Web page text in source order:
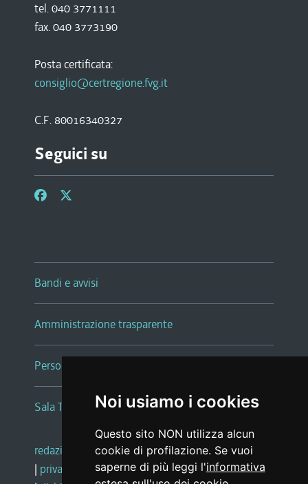
Noi usiamo i cookies
Questo sito NON utilizza alcun
cookie di profilazione. Se vuoi
saperne di più leggi l'informativa
tel. 040 3771111
fax. 040 3773190
Posta certificata:
consiglio@certregione.fvg.it
C.F. 80016340327
Seguici su
Bandi e avvisi
Amministrazione trasparente
Persone e Uffici
Sala Tiziano Tessitori
redazione web |note legali |glossario
| privacy
social media policy